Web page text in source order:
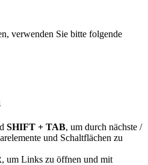
verwenden Sie bitte folgende
SHIFT + TAB, um durch nächste /
und Schaltflächen zu
, um Links zu öffnen und mit